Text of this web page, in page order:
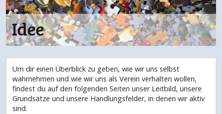
Idee
Um dir einen Überblick zu geben, wie wir uns selbst
wahrnehmen und wie wir uns als Verein verhalten wollen,
findest du auf den folgenden Seiten unser Leitbild, unsere
Grundsätze und unsere Handlungsfelder, in denen wir aktiv
sind.